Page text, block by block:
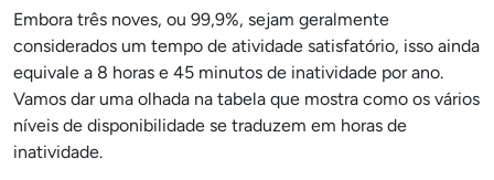
Embora três noves, ou 99,9%, sejam geralmente
considerados um tempo de atividade satisfatório, isso ainda
equivale a 8 horas e 45 minutos de inatividade por ano.
Vamos dar uma olhada na tabela que mostra como os vários
níveis de disponibilidade se traduzem em horas de
inatividade.